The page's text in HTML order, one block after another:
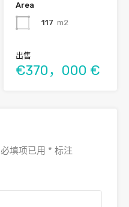
Area
117 m2
出售
€370，000 €
必填项已用 * 标注